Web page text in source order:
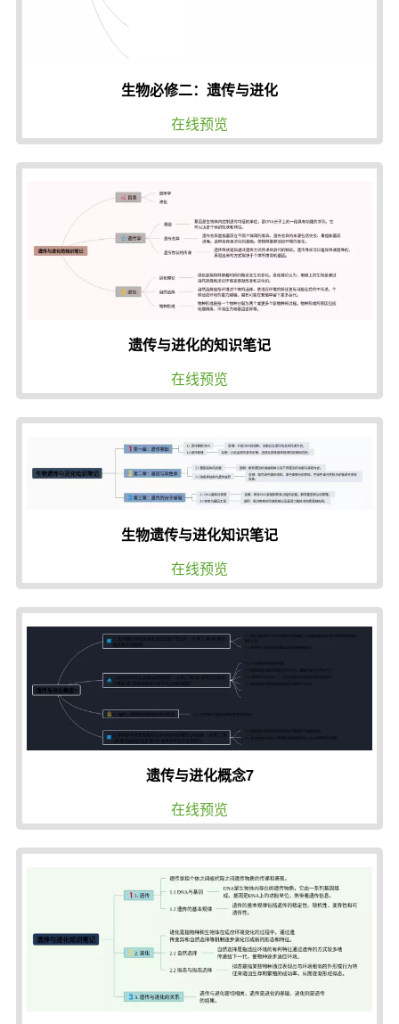
生物必修二：遗传与进化
在线预览
遗传与进化的知识笔记
在线预览
生物遗传与进化知识笔记
在线预览
遗传与进化概念7
在线预览